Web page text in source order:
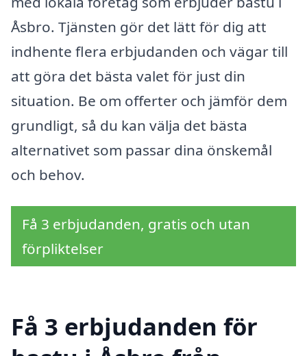
Åsbro. Tjänsten gör det lätt för dig att
indhente flera erbjudanden och vägar till
att göra det bästa valet för just din
situation. Be om offerter och jämför dem
grundligt, så du kan välja det bästa
alternativet som passar dina önskemål
och behov.
Få 3 erbjudanden, gratis och utan
förpliktelser
Få 3 erbjudanden för